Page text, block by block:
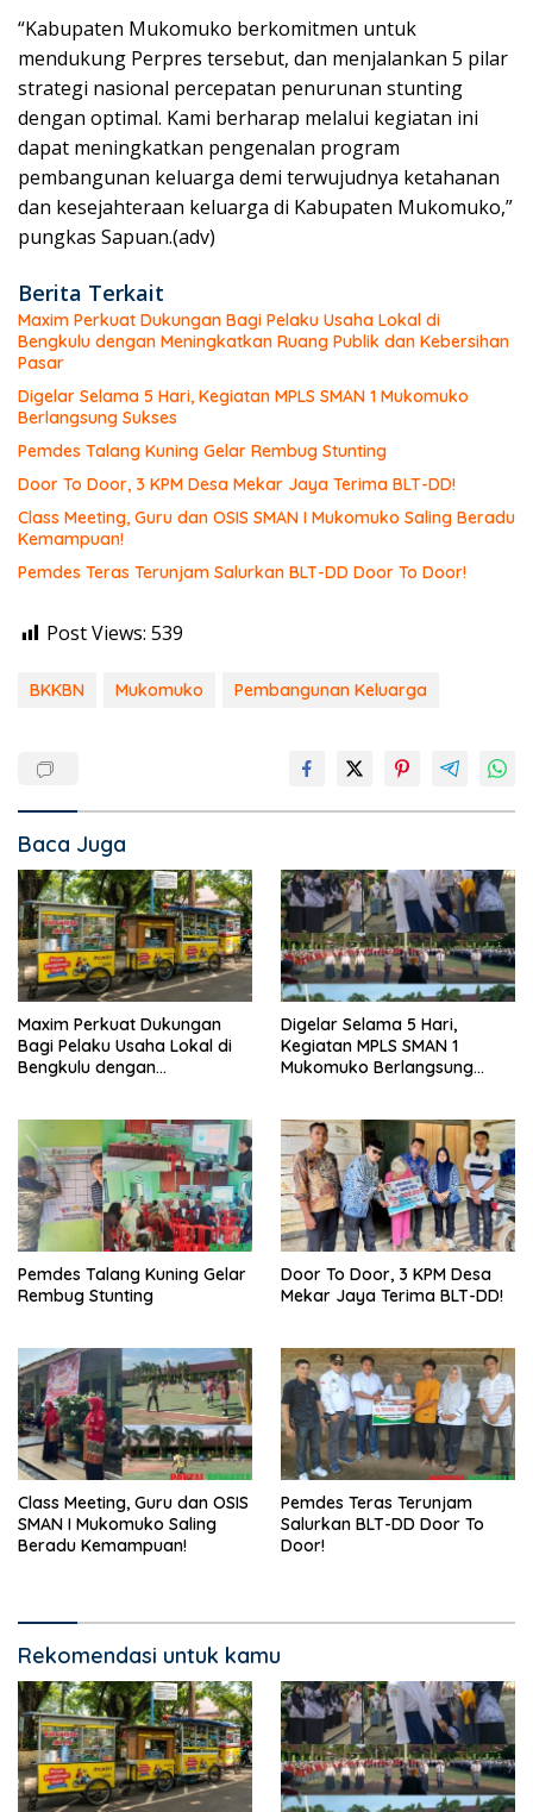
“Kabupaten Mukomuko berkomitmen untuk
mendukung Perpres tersebut, dan menjalankan 5 pilar
strategi nasional percepatan penurunan stunting
dengan optimal. Kami berharap melalui kegiatan ini
dapat meningkatkan pengenalan program
pembangunan keluarga demi terwujudnya ketahanan
dan kesejahteraan keluarga di Kabupaten Mukomuko,”
pungkas Sapuan.(adv)
Berita Terkait
Maxim Perkuat Dukungan Bagi Pelaku Usaha Lokal di
Bengkulu dengan Meningkatkan Ruang Publik dan Kebersihan
Pasar
Digelar Selama 5 Hari, Kegiatan MPLS SMAN 1 Mukomuko
Berlangsung Sukses
Pemdes Talang Kuning Gelar Rembug Stunting
Door To Door, 3 KPM Desa Mekar Jaya Terima BLT-DD!
Class Meeting, Guru dan OSIS SMAN I Mukomuko Saling Beradu
Kemampuan!
Pemdes Teras Terunjam Salurkan BLT-DD Door To Door!
Post Views: 539
BKKBN Mukomuko Pembangunan Keluarga
Baca Juga
Maxim Perkuat Dukungan
Bagi Pelaku Usaha Lokal di
Bengkulu dengan
Digelar Selama 5 Hari,
Kegiatan MPLS SMAN 1
Mukomuko Berlangsung
Pemdes Talang Kuning Gelar
Rembug Stunting
Door To Door, 3 KPM Desa
Mekar Jaya Terima BLT-DD!
Class Meeting, Guru dan OSIS
SMAN I Mukomuko Saling
Beradu Kemampuan!
Pemdes Teras Terunjam
Salurkan BLT-DD Door To
Door!
Rekomendasi untuk kamu